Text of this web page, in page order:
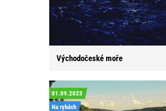
Východočeské moře
01.09.2023
Na rybách